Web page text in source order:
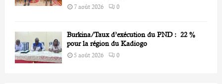
7 août 2026 0
Burkina/Taux d’exécution du PND : 22 %
pour la région du Kadiogo
5 août 2026 0